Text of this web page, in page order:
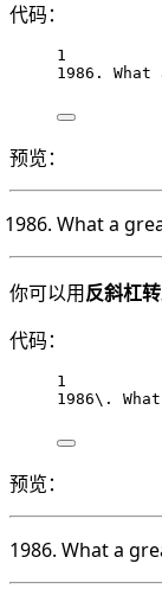
代码：
1
1986.
预览：
What a
你可以用反斜杠
代码：
1
1986\.
预览：
1986. What a